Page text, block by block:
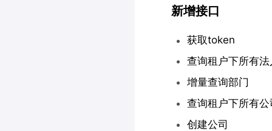
新增接口
获取token
查询租户下所有法
增量查询部门
查询租户下所有公
创建公司